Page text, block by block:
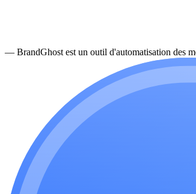
— BrandGhost est un outil d'automatisation des